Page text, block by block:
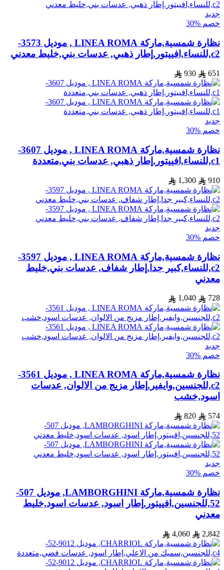
جديد
خصم %30
نظارة شمسية,ماركة LINEA ROMA , موديل 3573-
c2,للنساء,افييتور,إطار ذهبي, عدسات بني,خليط معدني
651
930
جديد
خصم %30
نظارة شمسية,ماركة LINEA ROMA , موديل 3607-
c1,للنساء,افييتور,إطار ذهبي, عدسات بني,متعددة
910
1,300
جديد
خصم %30
نظارة شمسية,ماركة LINEA ROMA , موديل 3597-
c2,للنساء,كبير جدا,إطار شفاف, عدسات بني,خليط
معدني
728
1,040
جديد
خصم %30
نظارة شمسية,ماركة LINEA ROMA , موديل 3561-
c2,للجنسين,وايفير,إطار مزيج من الالوان, عدسات
اسود,خشب
574
820
جديد
خصم %30
نظارة شمسية,ماركة LAMBORGHINI, موديل 507-
52,للجنسين,افييتور,إطار اسود, عدسات اسود,خليط
معدني
2,842
4,060